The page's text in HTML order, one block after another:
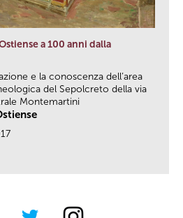
a 100 anni dalla
e la conoscenza dell’area
del Sepolcreto della via
Montemartini